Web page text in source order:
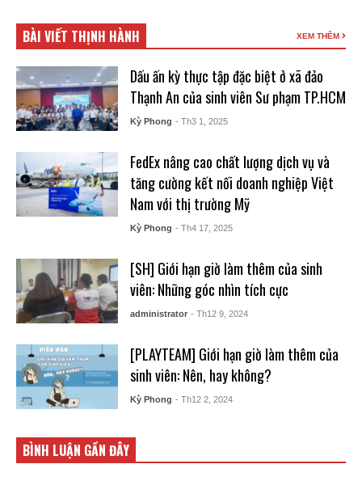
BÀI VIẾT THỊNH HÀNH XEM THÊM
Dấu ấn kỳ thực tập đặc biệt ở xã đảo
Thạnh An của sinh viên Sư phạm TP.HCM
Kỳ Phong - Th3 1, 2025
FedEx nâng cao chất lượng dịch vụ và
tăng cường kết nối doanh nghiệp Việt
Nam với thị trường Mỹ
Kỳ Phong - Th4 17, 2025
[SH] Giới hạn giờ làm thêm của sinh
viên: Những góc nhìn tích cực
administrator - Th12 9, 2024
[PLAYTEAM] Giới hạn giờ làm thêm của
sinh viên: Nên, hay không?
Kỳ Phong - Th12 2, 2024
BÌNH LUẬN GẦN ĐÂY